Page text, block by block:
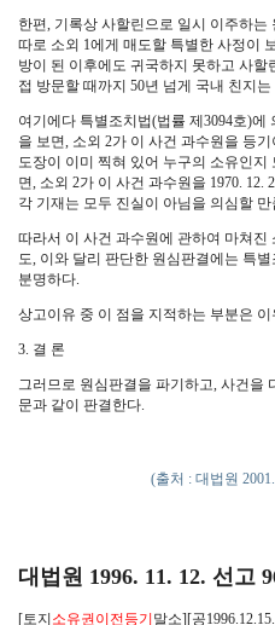
한편, 기록상 사할린으로 일시 이주하
따로 소외 1에게 매도할 특별한 사정이
방이 된 이후에도 귀국하지 못하고 사할
접 방문할 때까지 50년 넘게 국내 친지
여기에다 특별조치법(법률 제3094호)에
을 보면, 소외 2가 이 사건 과수원을 등
도장이 이미 찍혀 있어 누구의 소유인
면, 소외 2가 이 사건 과수원을 1970.
각 기재는 모두 진실이 아님을 의심할
따라서 이 사건 과수원에 관하여 마쳐진
도, 이와 달리 판단한 원심판결에는 특
분명하다.
상고이유 중 이 점을 지적하는 부분은 이
3. 결 론
그러므로 원심판결을 파기하고, 사건을
문과 같이 판결한다.
(출처 : 대법원
대법원 1996. 11. 12. 선고
[토지소유권이전등기말소][공